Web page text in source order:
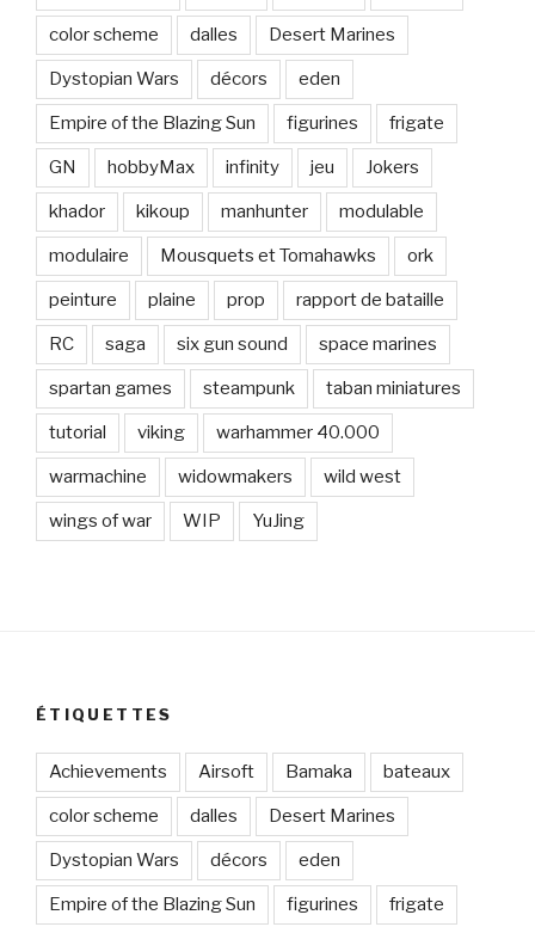
color scheme dalles Desert Marines
Dystopian Wars décors eden
Empire of the Blazing Sun figurines frigate
GN hobbyMax infinity jeu Jokers
khador kikoup manhunter modulable
modulaire Mousquets et Tomahawks ork
peinture plaine prop rapport de bataille
RC saga six gun sound space marines
spartan games steampunk taban miniatures
tutorial viking warhammer 40.000
warmachine widowmakers wild west
wings of war WIP YuJing
ÉTIQUETTES
Achievements Airsoft Bamaka bateaux
color scheme dalles Desert Marines
Dystopian Wars décors eden
Empire of the Blazing Sun figurines frigate